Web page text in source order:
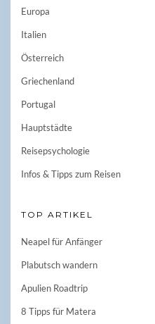
Europa
Italien
Österreich
Griechenland
Portugal
Hauptstädte
Reisepsychologie
Infos & Tipps zum Reisen
TOP ARTIKEL
Neapel für Anfänger
Plabutsch wandern
Apulien Roadtrip
8 Tipps für Matera